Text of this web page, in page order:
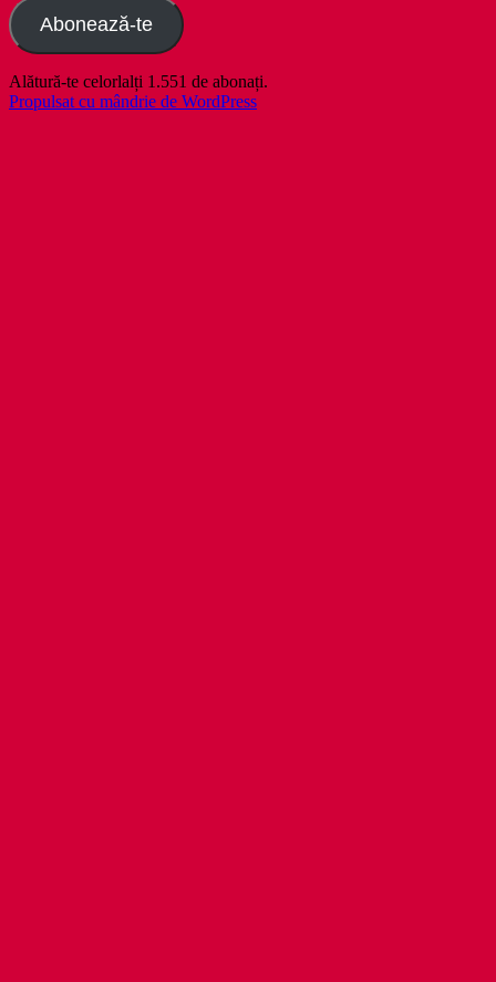
Abonează-te
Alătură-te celorlalți 1.551 de abonați.
Propulsat cu mândrie de WordPress